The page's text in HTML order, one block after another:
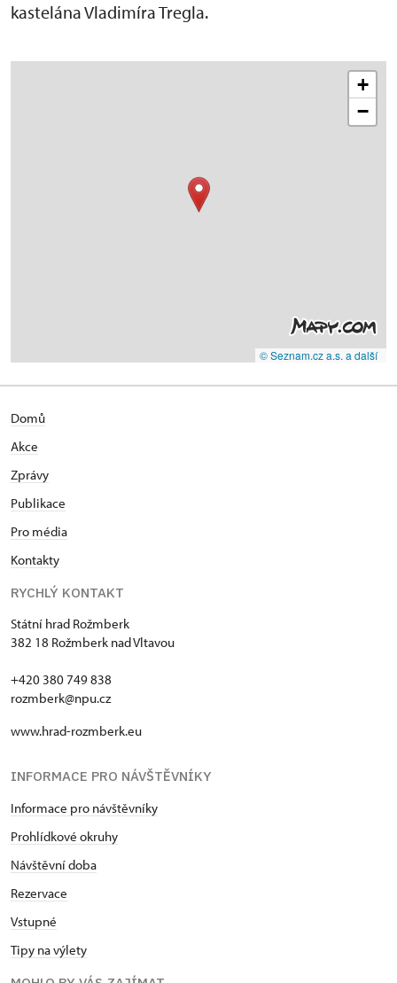
kastelána Vladimíra Tregla.
+
−
© Seznam.cz a.s. a další
Domů
Akce
Zprávy
Publikace
Pro média
Kontakty
RYCHLÝ KONTAKT
Státní hrad Rožmberk
382 18 Rožmberk nad Vltavou
+420 380 749 838
rozmberk@npu.cz
www.hrad-rozmberk.eu
INFORMACE PRO NÁVŠTĚVNÍKY
Informace pro návštěvníky
Prohlídkové okruhy
Návštěvní doba
Rezervace
Vstupné
Tipy na výlety